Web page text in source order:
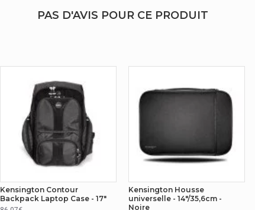
PAS D'AVIS POUR CE PRODUIT
Kensington Contour
Backpack Laptop Case - 17"
Kensington Housse
universelle - 14"/35,6cm -
Noire